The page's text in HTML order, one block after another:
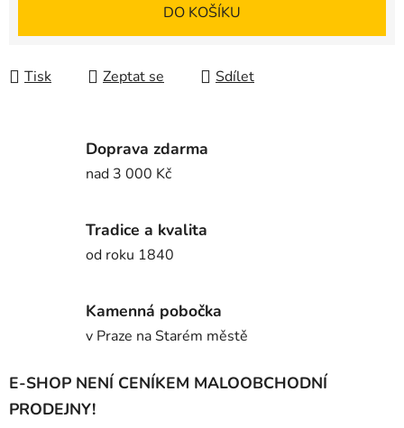
DO KOŠÍKU
Tisk Zeptat se Sdílet
Doprava zdarma
nad 3 000 Kč
Tradice a kvalita
od roku 1840
Kamenná pobočka
v Praze na Starém městě
E-SHOP NENÍ CENÍKEM MALOOBCHODNÍ
PRODEJNY!